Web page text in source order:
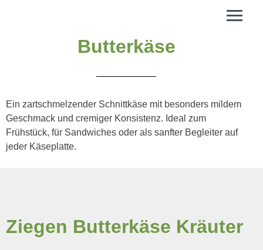
Butterkäse
Ein zartschmelzender Schnittkäse mit besonders mildem
Geschmack und cremiger Konsistenz. Ideal zum
Frühstück, für Sandwiches oder als sanfter Begleiter auf
jeder Käseplatte.
Ziegen Butterkäse Kräuter